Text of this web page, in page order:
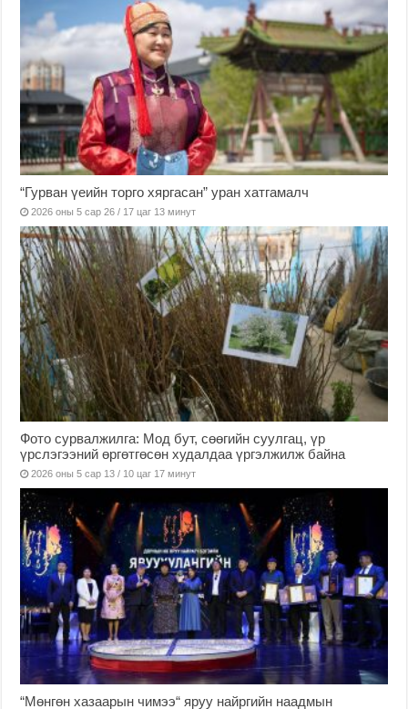
“Гурван үеийн торго хяргасан” уран хатгамалч
2026 оны 5 сар 26 / 17 цаг 13 минут
Фото сурвалжилга: Мод бут, сөөгийн суулгац, үр
үрслэгээний өргөтгөсөн худалдаа үргэлжилж байна
2026 оны 5 сар 13 / 10 цаг 17 минут
“Мөнгөн хазаарын чимээ“ яруу найргийн наадмын